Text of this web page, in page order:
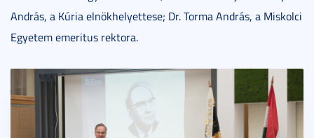
András, a Kúria elnökhelyettese; Dr. Torma András, a Miskolci
Egyetem emeritus rektora.